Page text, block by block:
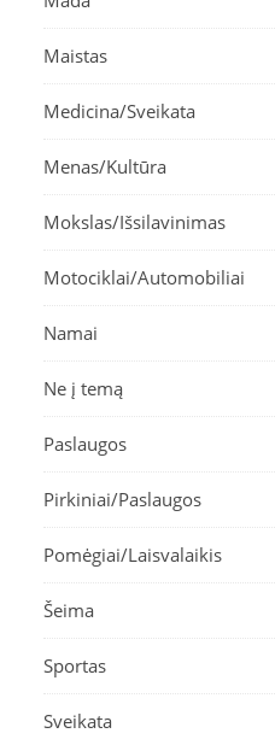
Maistas
Medicina/Sveikata
Menas/Kultūra
Mokslas/Išsilavinimas
Motociklai/Automobiliai
Namai
Ne į temą
Paslaugos
Pirkiniai/Paslaugos
Pomėgiai/Laisvalaikis
Šeima
Sportas
Sveikata